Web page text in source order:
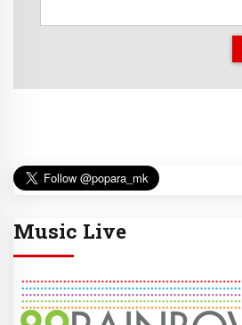
Music Live